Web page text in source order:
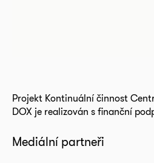
Projekt Kontinuální činnost
DOX je realizován s finanční
Mediální partneři